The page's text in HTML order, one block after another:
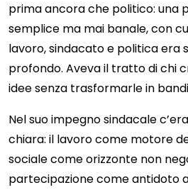
prima ancora che politico: una
semplice ma mai banale, con
lavoro, sindacato e politica era
profondo. Aveva il tratto di chi
idee senza trasformarle in
Nel suo impegno sindacale
chiara: il lavoro come motore
sociale come orizzonte non
partecipazione come antidoto